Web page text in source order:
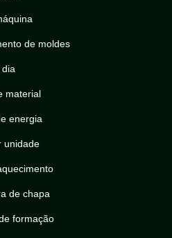
de moldes
material
energia
unidade
de chapa
formação